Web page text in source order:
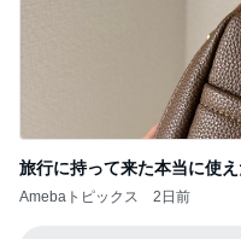
旅行に持って来た本当に使
Amebaトピックス 2日前